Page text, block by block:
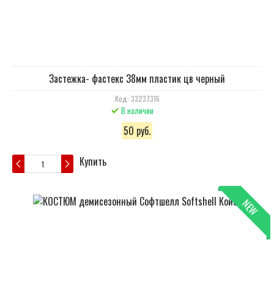
Застежка- фастекс 38мм пластик цв черный
Код: 33237316
В наличии
50 руб.
Купить
NEW